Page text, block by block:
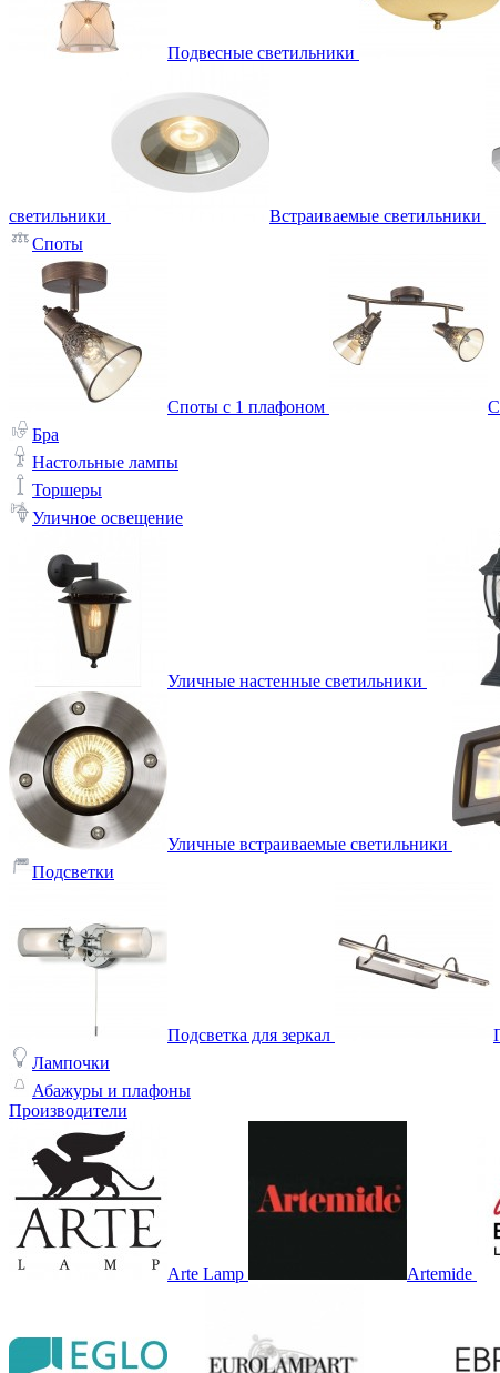
Подвесные светильники
светильники Встраиваемые светильники
Споты
Споты с 1 плафоном
Бра
Настольные лампы
Торшеры
Уличное освещение
Уличные настенные светильники
Уличные встраиваемые светильники
Подсветки
Подсветка для зеркал
Лампочки
Абажуры и плафоны
Производители
Arte Lamp Artemide